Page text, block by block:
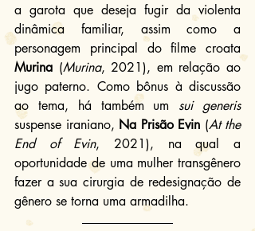
a garota que deseja fugir da violenta
dinâmica familiar, assim como a
Murina (Murina, 2021), em relação ao
jugo paterno. Como bônus à discussão
ao tema, há também um sui generis
suspense iraniano, Na Prisão Evin (At the
End of Evin, 2021), na qual a
oportunidade de uma mulher transgênero
fazer a sua cirurgia de redesignação de
gênero se torna uma armadilha.